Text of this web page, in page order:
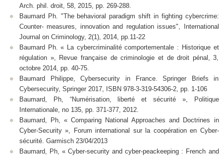
Arch. phil. droit, 58, 2015, pp. 269-288.
Baumard Ph. "The behavioral paradigm shift in fighting cybercrime:
Counter- measures, innovation and regulation issues", International
Journal on Criminology, 2(1), 2014, pp.11-22
Baumard Ph. « La cybercriminalité comportementale : Historique et
régulation », Revue française de criminologie et de droit pénal, 3,
octobre 2014, pp. 40-75.
Baumard Philippe, Cybersecurity in France. Springer Briefs in
Cybersecurity, Springer 2017, ISBN 978-3-319-54306-2, pp. 1-106
Baumard, Ph, “Numérisation, liberté et sécurité », Politique
Internationale, no 135, pp. 371-377, 2012.
Baumard, Ph, « Comparing National Approaches and Doctrines in
Cyber-Security », Forum international sur la coopération en Cyber-
sécurité. Garmisch 23/04/2013
Baumard, Ph, « Cyber-security and cyber-peackeeping : French and